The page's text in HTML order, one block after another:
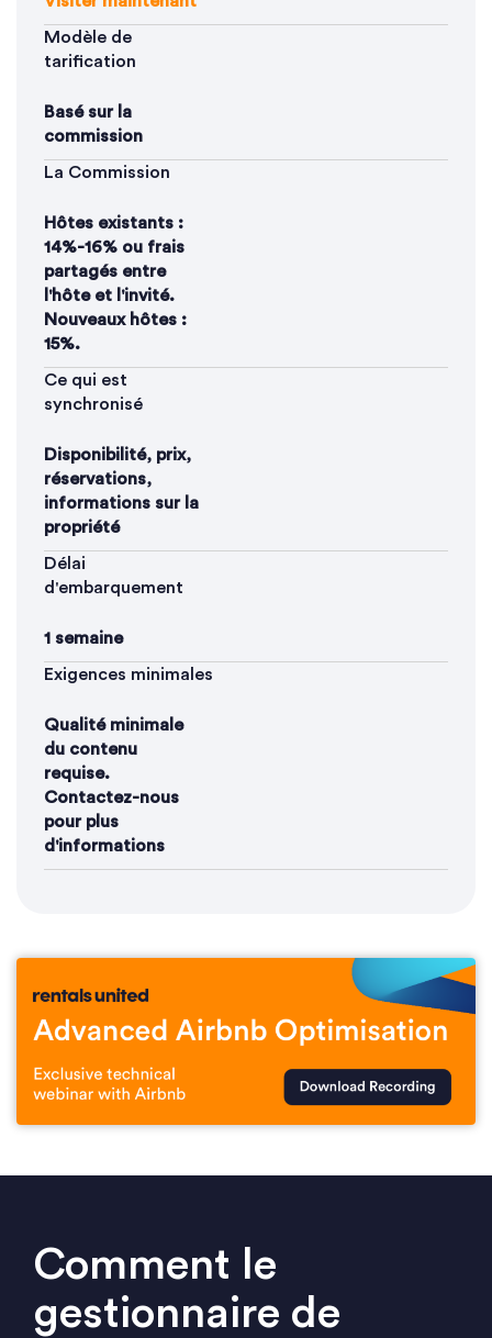
Modèle de
tarification
Basé sur la
commission
La Commission
Hôtes existants :
14%-16% ou frais
partagés entre
l'hôte et l'invité.
Nouveaux hôtes :
15%.
Ce qui est
synchronisé
Disponibilité, prix,
réservations,
informations sur la
propriété
Délai
d'embarquement
1 semaine
Exigences minimales
Qualité minimale
du contenu
requise.
Contactez-nous
pour plus
d'informations
Comment le
gestionnaire de